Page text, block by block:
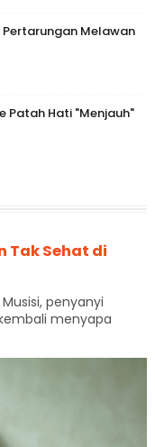
Pertarungan Melawan
Patah Hati "Menjauh"
Tak Sehat di
penyanyi
menyapa